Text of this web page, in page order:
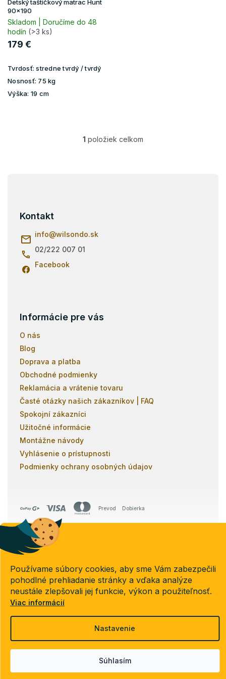
Používame súbory cookies, aby sme Vám zabezpečili
pohodlné prehliadanie stránky a vďaka analýze
neustále zlepšovali jej funkcie, výkon a použiteľnosť.
Viac informácií
Nastavenie
Súhlasím
k
t
o
v
Detský taštičkový matrac Hunt
90x190
Skladom | Doručíme do 48
hodín (>3 ks)
179 €
Tvrdosť: stredne tvrdý / tvrdý
Nosnosť: 75 kg
Výška: 19 cm
O
1 položiek celkom
Kontakt
info@wilsondo.sk
02/222 007 01
Facebook
Informácie pre vás
O nás
Blog
Doprava a platba
Obchodné podmienky
Reklamácia a vrátenie tovaru
Časté otázky našich zákazníkov | FAQ
Spokojní zákazníci
Užitočné informácie
Montážne návody
Vyhlásenie o prístupnosti
Podmienky ochrany osobných údajov
Prevod Dobierka
Vytvoril Shoptet
Copyright 2026
. Všetky práva vyhradené.
Upraviť nastavenie cookies